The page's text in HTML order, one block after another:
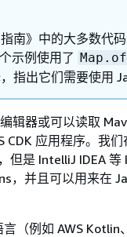
南》中的大多数代
示例使用了
指出它们需要使用
辑器或可以读取
CDK 应用程序。我
但是 IntelliJ IDEA 等
，并且可以用来在
（例如 AWS Kotlin